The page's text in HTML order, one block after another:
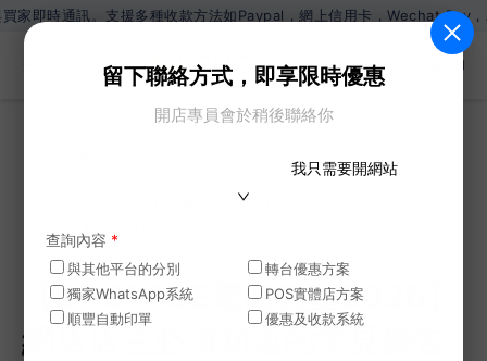
。支援多種收款方法如Paypal，網上信用卡，Wechat Pay，Alipay，銀
ZH
留下聯絡方式，即享限時優惠
開店專員會於稍後聯絡你
我只需要開網站
查詢內容 *
與其他平台的分別
轉台優惠方案
獨家WhatsApp系統
POS實體店方案
順豐自動印單
優惠及收款系統
【SHOPAGE電商教室2026】網店店主必須知道的
常見廣告術語（下）
【SHOPAGE電商教室2026】
網店店主必須知道的常見廣告